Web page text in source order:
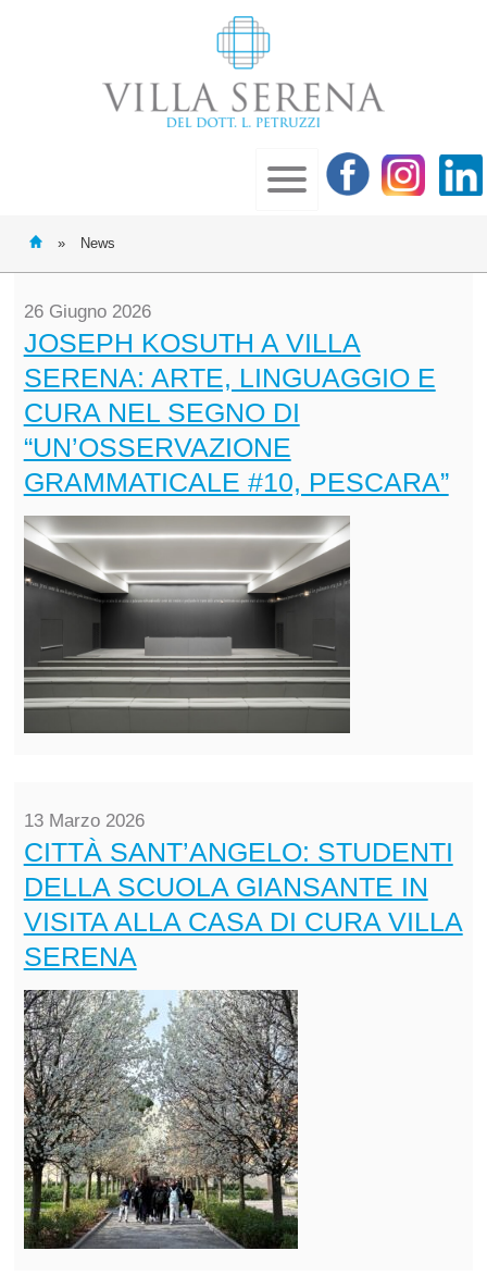
» News
26 Giugno 2026
JOSEPH KOSUTH A VILLA
SERENA: ARTE, LINGUAGGIO E
CURA NEL SEGNO DI
“UN’OSSERVAZIONE
GRAMMATICALE #10, PESCARA”
13 Marzo 2026
CITTÀ SANT’ANGELO: STUDENTI
DELLA SCUOLA GIANSANTE IN
VISITA ALLA CASA DI CURA VILLA
SERENA